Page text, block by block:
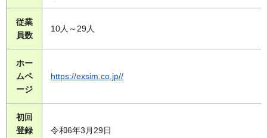
従業
員数
10人～29人
ホー
ムペ
ージ
https://exsim.co.jp//
初回
登録
令和6年3月29日